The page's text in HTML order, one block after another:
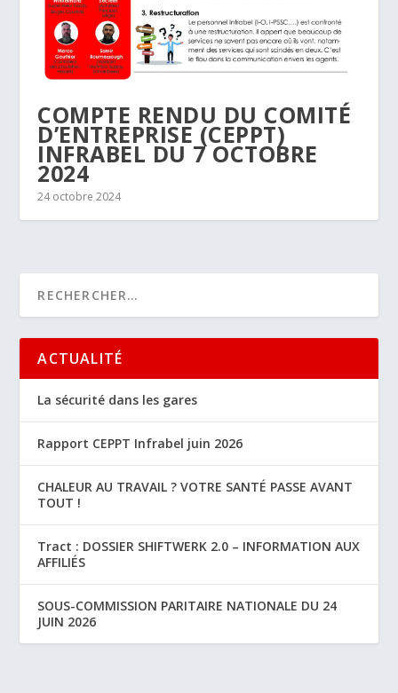
COMPTE RENDU DU COMITÉ
D’ENTREPRISE (CEPPT)
INFRABEL DU 7 OCTOBRE
2024
24 octobre 2024
ACTUALITÉ
La sécurité dans les gares
Rapport CEPPT Infrabel juin 2026
CHALEUR AU TRAVAIL ? VOTRE SANTÉ PASSE AVANT
TOUT !
Tract : DOSSIER SHIFTWERK 2.0 – INFORMATION AUX
AFFILIÉS
SOUS-COMMISSION PARITAIRE NATIONALE DU 24
JUIN 2026